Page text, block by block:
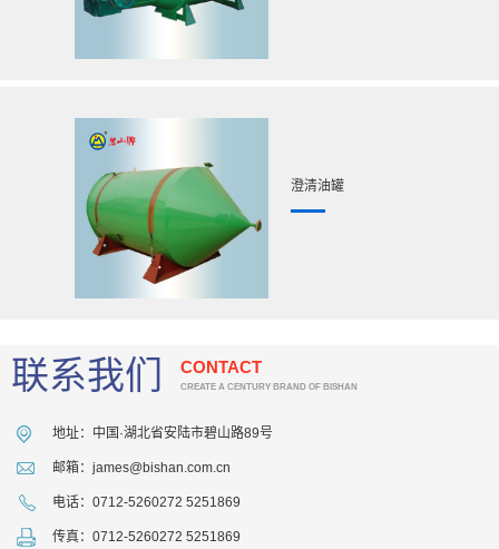
澄清油罐
联系我们 CONTACT
CREATE A CENTURY BRAND OF BISHAN
地址：中国·湖北省安陆市碧山路89号
邮箱：james@bishan.com.cn
电话：0712-5260272 5251869
传真：0712-5260272 5251869